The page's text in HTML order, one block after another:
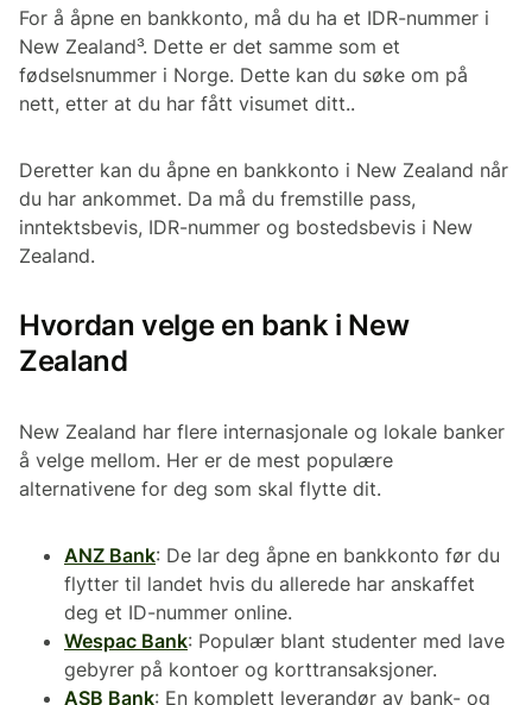
For å åpne en bankkonto, må du ha et IDR-nummer i
New Zealand³. Dette er det samme som et
fødselsnummer i Norge. Dette kan du søke om på
nett, etter at du har fått visumet ditt..
Deretter kan du åpne en bankkonto i New Zealand når
du har ankommet. Da må du fremstille pass,
inntektsbevis, IDR-nummer og bostedsbevis i New
Zealand.
Hvordan velge en bank i New
Zealand
New Zealand har flere internasjonale og lokale banker
å velge mellom. Her er de mest populære
alternativene for deg som skal flytte dit.
ANZ Bank: De lar deg åpne en bankkonto før du
flytter til landet hvis du allerede har anskaffet
deg et ID-nummer online.
Wespac Bank: Populær blant studenter med lave
gebyrer på kontoer og korttransaksjoner.
ASB Bank: En komplett leverandør av bank- og